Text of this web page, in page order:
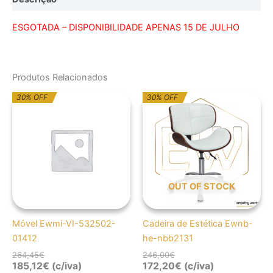
ESGOTADA – DISPONIBILIDADE APENAS 15 DE JULHO
Produtos Relacionados
30% OFF
Móvel Ewmi-VI-532502-
01412
264,45€
O
preço
264,45€.
O
preço
185,12€.
185,12€ (c/iva)
30% OFF
OUT OF STOCK
Cadeira de Estética Ewnb-
he-nbb2131
246,00€
O
preço
246,00€.
O
preço
172,20€.
172,20€ (c/iva)